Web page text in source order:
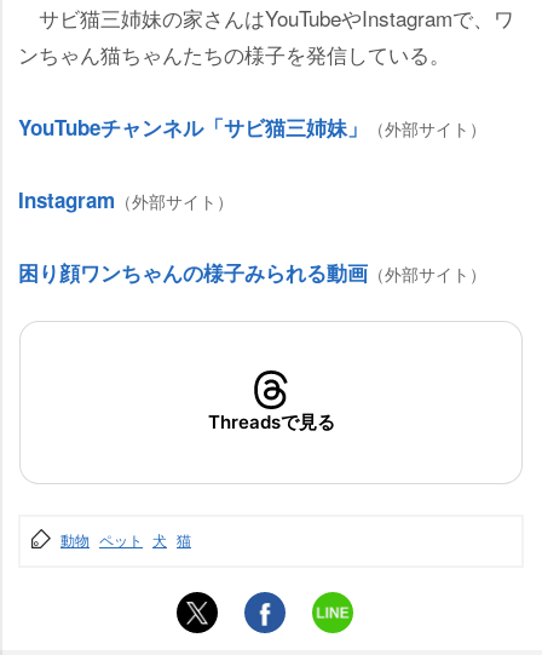
サビ猫三姉妹の家さんはYouTubeやInstagramで、ワ
ンちゃん猫ちゃんたちの様子を発信している。
YouTubeチャンネル「サビ猫三姉妹」 （外部サイト）
Instagram （外部サイト）
困り顔ワンちゃんの様子みられる動画 （外部サイト）
Threadsで見る
動物 ペット 犬 猫